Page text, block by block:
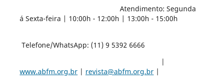
Atendimento: Segunda
á Sexta-feira | 10:00h - 12:00h | 13:00h - 15:00h
Telefone/WhatsApp: (11) 9 5392 6666
|
www.abfm.org.br| revista@abfm.org.br|